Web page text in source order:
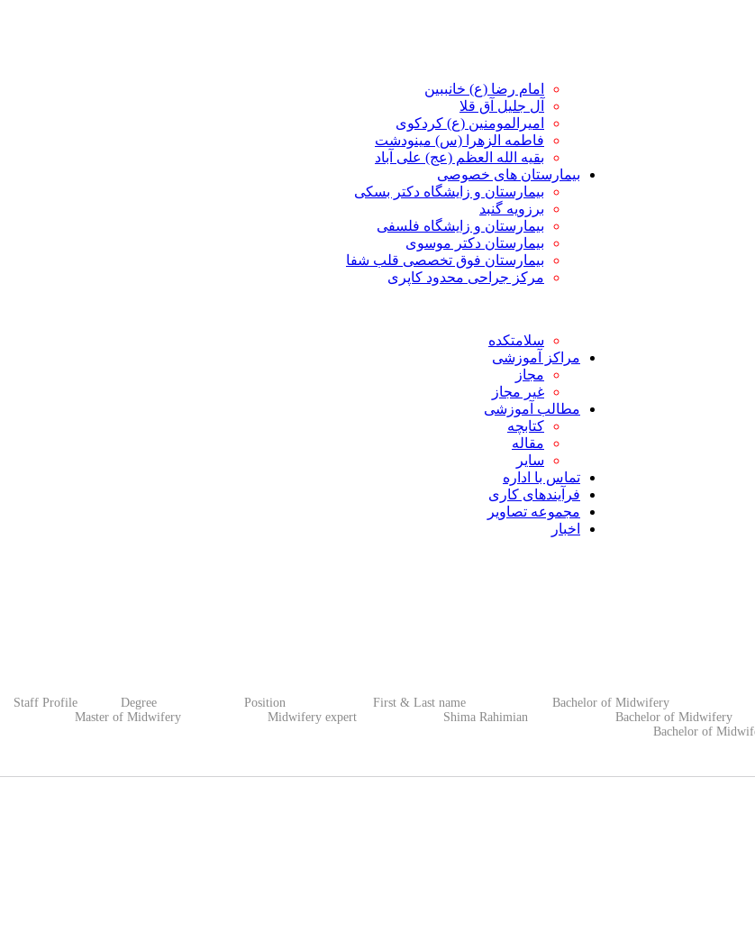
امام رضا (ع) خانببین
آل جلیل آق قلا
امیرالمومنین (ع) کردکوی
فاطمه الزهرا (س) مینودشت
بقیه الله العظم (عج) علی آباد
بیمارستان های خصوصی
بیمارستان و زایشگاه دکتر بسکی
برزویه گنبد
بیمارستان و زایشگاه فلسفی
بیمارستان دکتر موسوی
بیمارستان فوق تخصصی قلب شفا
مرکز جراحی محدود کاپری
سلامتکده
مراکز آموزشی
مجاز
غیر مجاز
مطالب آموزشی
کتابچه
مقاله
سایر
تماس با اداره
فرآیندهای کاری
مجموعه تصاویر
اخبار
Staff Profile Degree Position First & Last name Bachelor of Midwifery Head
Master of Midwifery Midwifery expert Shima Rahimian Bachelor of
Bachelor of